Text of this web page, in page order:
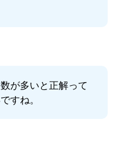
が多いと正解って
すね。